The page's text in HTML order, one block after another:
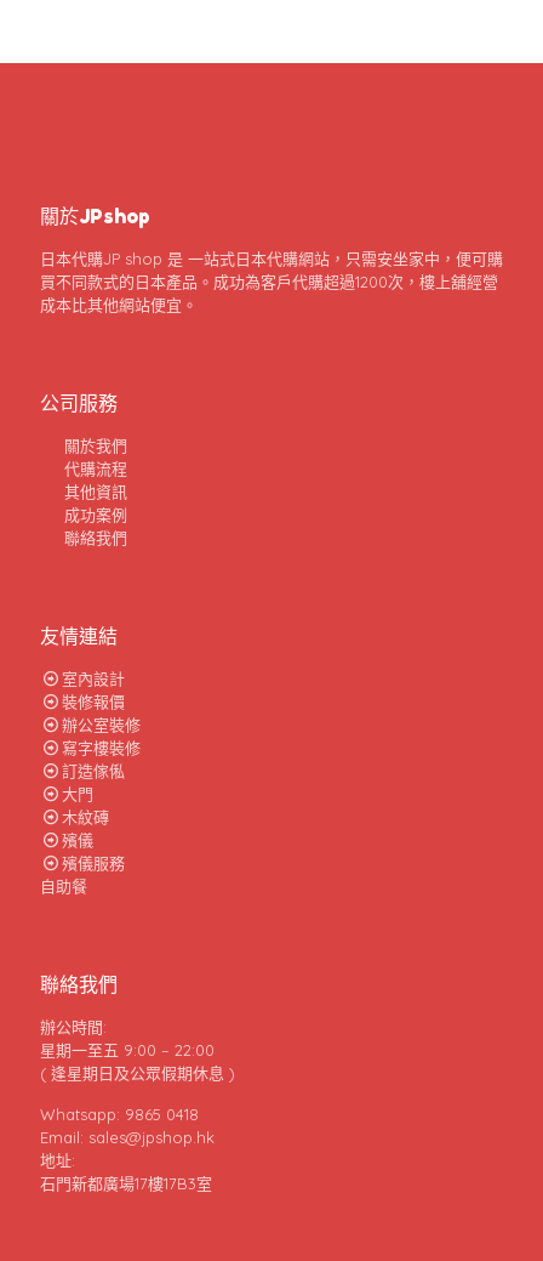
關於JPshop
日本代購JP shop 是 一站式日本代購網站，只需安坐家中，便可購
買不同款式的日本產品。成功為客戶代購超過1200次，樓上舖經營
成本比其他網站便宜。
公司服務
關於我們
代購流程
其他資訊
成功案例
聯絡我們
友情連結
室內設計
裝修報價
辦公室裝修
寫字樓裝修
訂造傢俬
大門
木紋磚
殯儀
殯儀服務
自助餐
聯絡我們
辦公時間:
星期一至五 9:00 – 22:00
( 逢星期日及公眾假期休息 )
Whatsapp: 9865 0418
Email: sales@jpshop.hk
地址:
石門新都廣場17樓17B3室